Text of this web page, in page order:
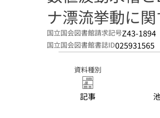
ナ漂流挙動に
国立国会図書館請求記号Z43-1894
国立国会図書館書誌ID025931565
資料種別
記事